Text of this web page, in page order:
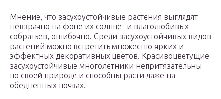
Мнение, что засухоустойчивые растения выглядят
невзрачно на фоне их солнце- и влаголюбивых
собратьев, ошибочно. Среди засухоустойчивых видов
растений можно встретить множество ярких и
эффектных декоративных цветов. Красивоцветущие
засухоустойчивые многолетники непритязательны
по своей природе и способны расти даже на
обедненных почвах.